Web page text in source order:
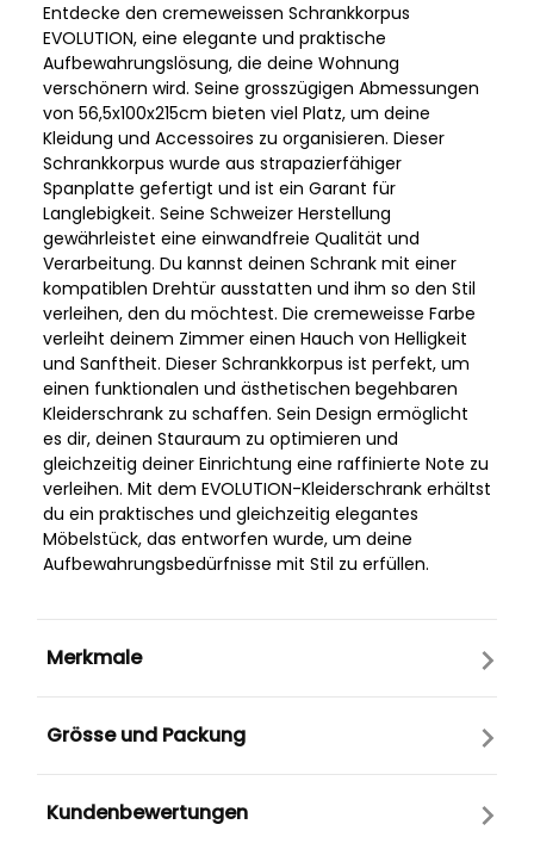
Entdecke den cremeweissen Schrankkorpus
EVOLUTION, eine elegante und praktische
Aufbewahrungslösung, die deine Wohnung
verschönern wird. Seine grosszügigen Abmessungen
von 56,5x100x215cm bieten viel Platz, um deine
Kleidung und Accessoires zu organisieren. Dieser
Schrankkorpus wurde aus strapazierfähiger
Spanplatte gefertigt und ist ein Garant für
Langlebigkeit. Seine Schweizer Herstellung
gewährleistet eine einwandfreie Qualität und
Verarbeitung. Du kannst deinen Schrank mit einer
kompatiblen Drehtür ausstatten und ihm so den Stil
verleihen, den du möchtest. Die cremeweisse Farbe
verleiht deinem Zimmer einen Hauch von Helligkeit
und Sanftheit. Dieser Schrankkorpus ist perfekt, um
einen funktionalen und ästhetischen begehbaren
Kleiderschrank zu schaffen. Sein Design ermöglicht
es dir, deinen Stauraum zu optimieren und
gleichzeitig deiner Einrichtung eine raffinierte Note zu
verleihen. Mit dem EVOLUTION-Kleiderschrank erhältst
du ein praktisches und gleichzeitig elegantes
Möbelstück, das entworfen wurde, um deine
Aufbewahrungsbedürfnisse mit Stil zu erfüllen.
Merkmale
Grösse und Packung
Kundenbewertungen